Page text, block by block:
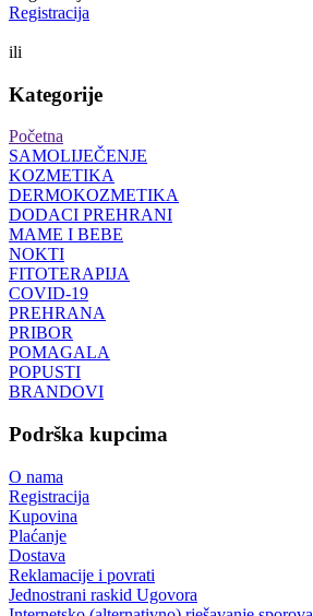
Registracija
ili
Kategorije
Početna
SAMOLIJEČENJE
KOZMETIKA
DERMOKOZMETIKA
DODACI PREHRANI
MAME I BEBE
NOKTI
FITOTERAPIJA
COVID-19
PREHRANA
PRIBOR
POMAGALA
POPUSTI
BRANDOVI
Podrška kupcima
O nama
Registracija
Kupovina
Plaćanje
Dostava
Reklamacije i povrati
Jednostrani raskid Ugovora